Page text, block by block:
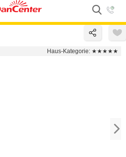
Haus-Kategorie: ★★★★★